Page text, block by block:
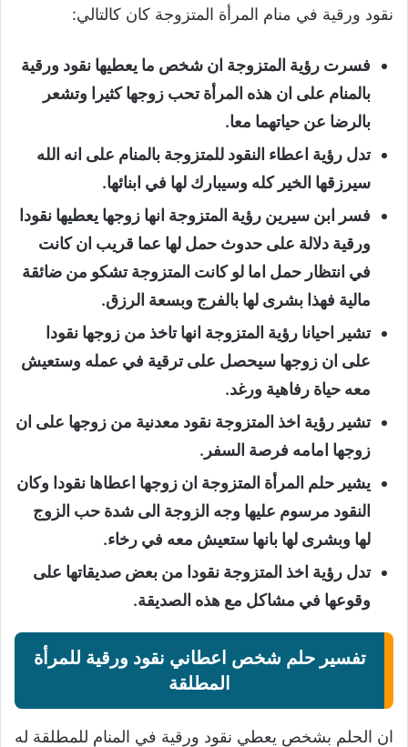
نقود ورقية في منام المرأة المتزوجة كان كالتالي:
فسرت رؤية المتزوجة ان شخص ما يعطيها نقود ورقية
بالمنام على ان هذه المرأة تحب زوجها كثيرا وتشعر
بالرضا عن حياتهما معا.
تدل رؤية اعطاء النقود للمتزوجة بالمنام على انه الله
سيرزقها الخير كله وسيبارك لها في ابنائها.
فسر ابن سيرين رؤية المتزوجة انها زوجها يعطيها نقودا
ورقية دلالة على حدوث حمل لها عما قريب ان كانت
في انتظار حمل اما لو كانت المتزوجة تشكو من ضائقة
مالية فهذا بشرى لها بالفرج وبسعة الرزق.
تشير احيانا رؤية المتزوجة انها تاخذ من زوجها نقودا
على ان زوجها سيحصل على ترقية في عمله وستعيش
معه حياة رفاهية ورغد.
تشير رؤية اخذ المتزوجة نقود معدنية من زوجها على ان
زوجها امامه فرصة السفر.
يشير حلم المرأة المتزوجة ان زوجها اعطاها نقودا وكان
النقود مرسوم عليها وجه الزوجة الى شدة حب الزوج
لها وبشرى لها بانها ستعيش معه في رخاء.
تدل رؤية اخذ المتزوجة نقودا من بعض صديقاتها على
وقوعها في مشاكل مع هذه الصديقة.
تفسير حلم شخص اعطاني نقود ورقية للمرأة
المطلقة
ان الحلم بشخص يعطي نقود ورقية في المنام للمطلقة له